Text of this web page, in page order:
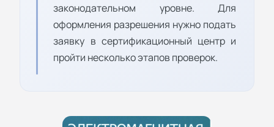
законодательном уровне. Для
оформления разрешения нужно подать
заявку в сертификационный центр и
пройти несколько этапов проверок.